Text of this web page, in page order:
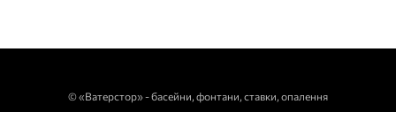
©«Ватерстор» - басейни, фонтани, ставки, опалення